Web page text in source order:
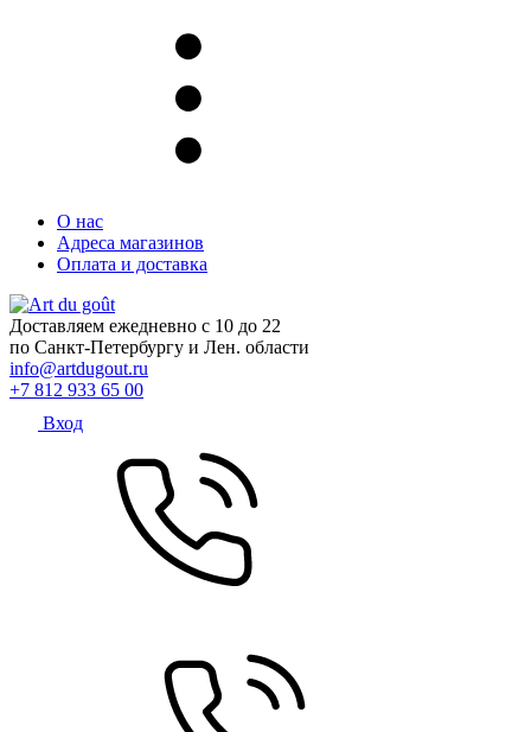
О нас
Адреса магазинов
Оплата и доставка
Доставляем ежедневно с 10 до 22
по Санкт-Петербургу и Лен. области
info@artdugout.ru
+7 812 933 65 00
Вход